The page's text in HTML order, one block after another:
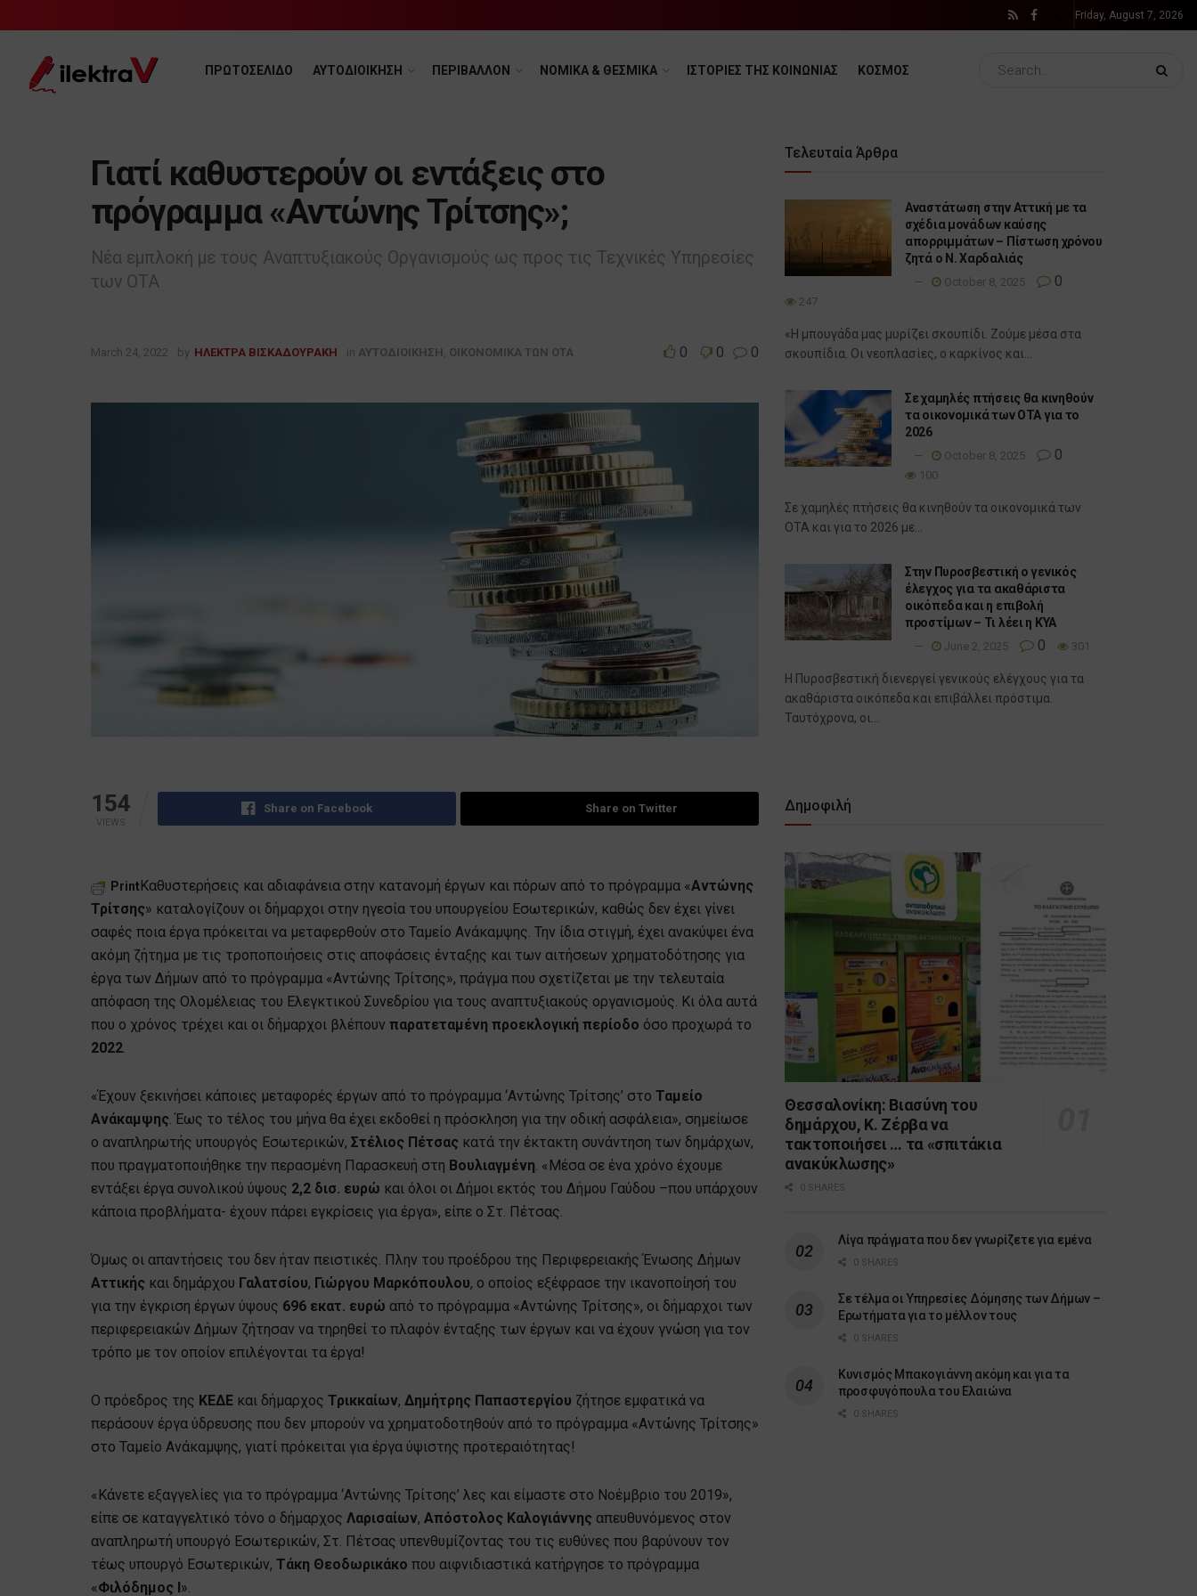
Friday, August 7, 2026
ΠΡΩΤΟΣΕΛΙΔΟ ΑΥΤΟΔΙΟΙΚΗΣΗ ΠΕΡΙΒΑΛΛΟΝ ΝΟΜΙΚΑ & ΘΕΣΜΙΚΑ ΙΣΤΟΡΙΕΣ ΤΗΣ ΚΟΙΝΩΝΙΑΣ ΚΟΣΜΟΣ
Γιατί καθυστερούν οι εντάξεις στο
πρόγραμμα «Αντώνης Τρίτσης»;
Νέα εμπλοκή με τους Αναπτυξιακούς Οργανισμούς ως προς τις Τεχνικές Υπηρεσίες
των ΟΤΑ
March 24, 2022 by ΗΛΕΚΤΡΑ ΒΙΣΚΑΔΟΥΡΑΚΗ in ΑΥΤΟΔΙΟΙΚΗΣΗ, ΟΙΚΟΝΟΜΙΚΑ ΤΩΝ ΟΤΑ 0 0 0
154
VIEWS
Share on Facebook Share on Twitter
Print Καθυστερήσεις και αδιαφάνεια στην κατανομή έργων και πόρων από το πρόγραμμα «Αντώνης
Τρίτσης» καταλογίζουν οι δήμαρχοι στην ηγεσία του υπουργείου Εσωτερικών, καθώς δεν έχει γίνει
σαφές ποια έργα πρόκειται να μεταφερθούν στο Ταμείο Ανάκαμψης. Την ίδια στιγμή, έχει ανακύψει ένα
ακόμη ζήτημα με τις τροποποιήσεις στις αποφάσεις ένταξης και των αιτήσεων χρηματοδότησης για
έργα των Δήμων από το πρόγραμμα «Αντώνης Τρίτσης», πράγμα που σχετίζεται με την τελευταία
απόφαση της Ολομέλειας του Ελεγκτικού Συνεδρίου για τους αναπτυξιακούς οργανισμούς. Κι όλα αυτά
που ο χρόνος τρέχει και οι δήμαρχοι βλέπουν παρατεταμένη προεκλογική περίοδο όσο προχωρά το
2022.
«Έχουν ξεκινήσει κάποιες μεταφορές έργων από το πρόγραμμα ‘Αντώνης Τρίτσης’ στο Ταμείο
Ανάκαμψης. Έως το τέλος του μήνα θα έχει εκδοθεί η πρόσκληση για την οδική ασφάλεια», σημείωσε
ο αναπληρωτής υπουργός Εσωτερικών, Στέλιος Πέτσας κατά την έκτακτη συνάντηση των δημάρχων,
που πραγματοποιήθηκε την περασμένη Παρασκευή στη Βουλιαγμένη. «Μέσα σε ένα χρόνο έχουμε
εντάξει έργα συνολικού ύψους 2,2 δισ. ευρώ και όλοι οι Δήμοι εκτός του Δήμου Γαύδου –που υπάρχουν
κάποια προβλήματα- έχουν πάρει εγκρίσεις για έργα», είπε ο Στ. Πέτσας.
Όμως οι απαντήσεις του δεν ήταν πειστικές. Πλην του προέδρου της Περιφερειακής Ένωσης Δήμων
Αττικής και δημάρχου Γαλατσίου, Γιώργου Μαρκόπουλου, ο οποίος εξέφρασε την ικανοποίησή του
για την έγκριση έργων ύψους 696 εκατ. ευρώ από το πρόγραμμα «Αντώνης Τρίτσης», οι δήμαρχοι των
περιφερειακών Δήμων ζήτησαν να τηρηθεί το πλαφόν ένταξης των έργων και να έχουν γνώση για τον
τρόπο με τον οποίον επιλέγονται τα έργα!
Ο πρόεδρος της ΚΕΔΕ και δήμαρχος Τρικκαίων, Δημήτρης Παπαστεργίου ζήτησε εμφατικά να
περάσουν έργα ύδρευσης που δεν μπορούν να χρηματοδοτηθούν από το πρόγραμμα «Αντώνης Τρίτσης»
στο Ταμείο Ανάκαμψης, γιατί πρόκειται για έργα ύψιστης προτεραιότητας!
«Κάνετε εξαγγελίες για το πρόγραμμα ‘Αντώνης Τρίτσης’ λες και είμαστε στο Νοέμβριο του 2019»,
είπε σε καταγγελτικό τόνο ο δήμαρχος Λαρισαίων, Απόστολος Καλογιάννης απευθυνόμενος στον
αναπληρωτή υπουργό Εσωτερικών, Στ. Πέτσας υπενθυμίζοντας του τις ευθύνες που βαρύνουν τον
τέως υπουργό Εσωτερικών, Τάκη Θεοδωρικάκο που αιφνιδιαστικά κατήργησε το πρόγραμμα
«Φιλόδημος Ι ».
Τελευταία Άρθρα
Αναστάτωση στην Αττική με τα
σχέδια μονάδων καύσης
απορριμμάτων – Πίστωση χρόνου
ζητά ο Ν. Χαρδαλιάς
October 8, 2025 0
247
«Η μπουγάδα μας μυρίζει σκουπίδι. Ζούμε μέσα στα
σκουπίδια. Οι νεοπλασίες, ο καρκίνος και...
Σε χαμηλές πτήσεις θα κινηθούν
τα οικονομικά των ΟΤΑ για το
2026
October 8, 2025 0
100
Σε χαμηλές πτήσεις θα κινηθούν τα οικονομικά των
ΟΤΑ και για το 2026 με...
Στην Πυροσβεστική ο γενικός
έλεγχος για τα ακαθάριστα
οικόπεδα και η επιβολή
προστίμων – Τι λέει η ΚΥΑ
June 2, 2025 0 301
Η Πυροσβεστική διενεργεί γενικούς ελέγχους για τα
ακαθάριστα οικόπεδα και επιβάλλει πρόστιμα.
Ταυτόχρονα, οι...
Δημοφιλή
Θεσσαλονίκη: Βιασύνη του
δημάρχου, Κ. Ζέρβα να
τακτοποιήσει … τα «σπιτάκια
ανακύκλωσης»
0 SHARES
Λίγα πράγματα που δεν γνωρίζετε για εμένα
0 SHARES
Σε τέλμα οι Υπηρεσίες Δόμησης των Δήμων –
Ερωτήματα για το μέλλον τους
0 SHARES
Κυνισμός Μπακογιάννη ακόμη και για τα
προσφυγόπουλα του Ελαιώνα
0 SHARES